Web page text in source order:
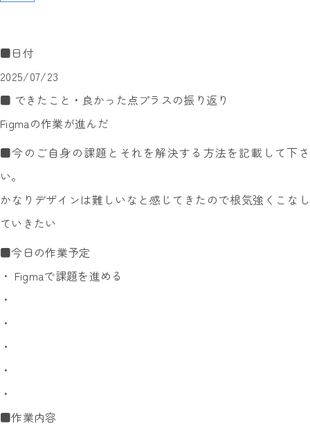
■日付
2025/07/23
■ できたこと・良かった点プラスの振り返り
Figmaの作業が進んだ
■今のご自身の課題とそれを解決する方法を記載して下さ
い。
かなりデザインは難しいなと感じてきたので根気強くこなし
ていきたい
■今日の作業予定
・ Figmaで課題を進める
・
・
・
・
・
■作業内容